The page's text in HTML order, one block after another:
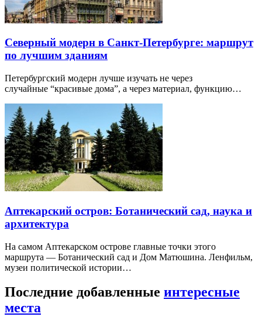
Северный модерн в Санкт-Петербурге: маршрут
по лучшим зданиям
Петербургский модерн лучше изучать не через
случайные “красивые дома”, а через материал, функцию…
Аптекарский остров: Ботанический сад, наука и
архитектура
На самом Аптекарском острове главные точки этого
маршрута — Ботанический сад и Дом Матюшина. Ленфильм,
музеи политической истории…
Последние добавленные интересные
места